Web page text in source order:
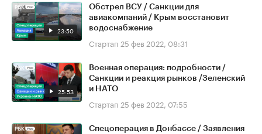
23:50
Обстрел ВСУ / Санкции для
авиакомпаний / Крым восстановит
водоснабжение
Стартап 25 фев 2022, 08:31
25:53
Военная операция: подробности /
Санкции и реакция рынков /Зеленский
и НАТО
Стартап 25 фев 2022, 07:55
Спецоперация в Донбассе / Заявления